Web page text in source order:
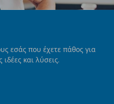
εσάς που έχετε πάθος για
και λύσεις.